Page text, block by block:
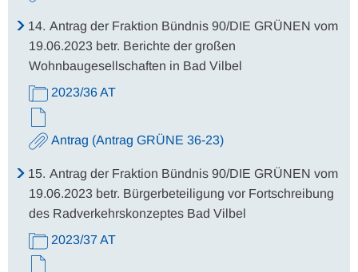
14. Antrag der Fraktion Bündnis 90/DIE GRÜNEN vom
19.06.2023 betr. Berichte der großen
Wohnbaugesellschaften in Bad Vilbel
2023/36 AT
Antrag (Antrag GRÜNE 36-23)
15. Antrag der Fraktion Bündnis 90/DIE GRÜNEN vom
19.06.2023 betr. Bürgerbeteiligung vor Fortschreibung
des Radverkehrskonzeptes Bad Vilbel
2023/37 AT